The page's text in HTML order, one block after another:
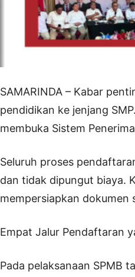
SAMARINDA – Kabar
pendidikan ke jenjang
membuka Sistem
Seluruh proses
dan tidak dipungut biaya.
mempersiapkan dokumen
Empat Jalur Pendaftaran
Pada pelaksanaan SPMB